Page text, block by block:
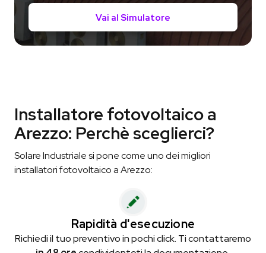
Vai al Simulatore
Installatore fotovoltaico a
Arezzo: Perchè sceglierci?
Solare Industriale si pone come uno dei migliori
installatori fotovoltaico a Arezzo:
Rapidità d'esecuzione
Richiedi il tuo preventivo in pochi click. Ti contattaremo